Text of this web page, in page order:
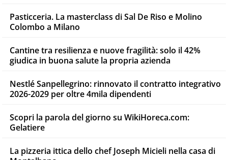
Pasticceria. La masterclass di Sal De Riso e Molino
Colombo a Milano
Cantine tra resilienza e nuove fragilità: solo il 42%
giudica in buona salute la propria azienda
Nestlé Sanpellegrino: rinnovato il contratto integrativo
2026-2029 per oltre 4mila dipendenti
Scopri la parola del giorno su WikiHoreca.com:
Gelatiere
La pizzeria ittica dello chef Joseph Micieli nella casa di